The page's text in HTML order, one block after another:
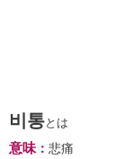
비통とは
意味： 悲痛